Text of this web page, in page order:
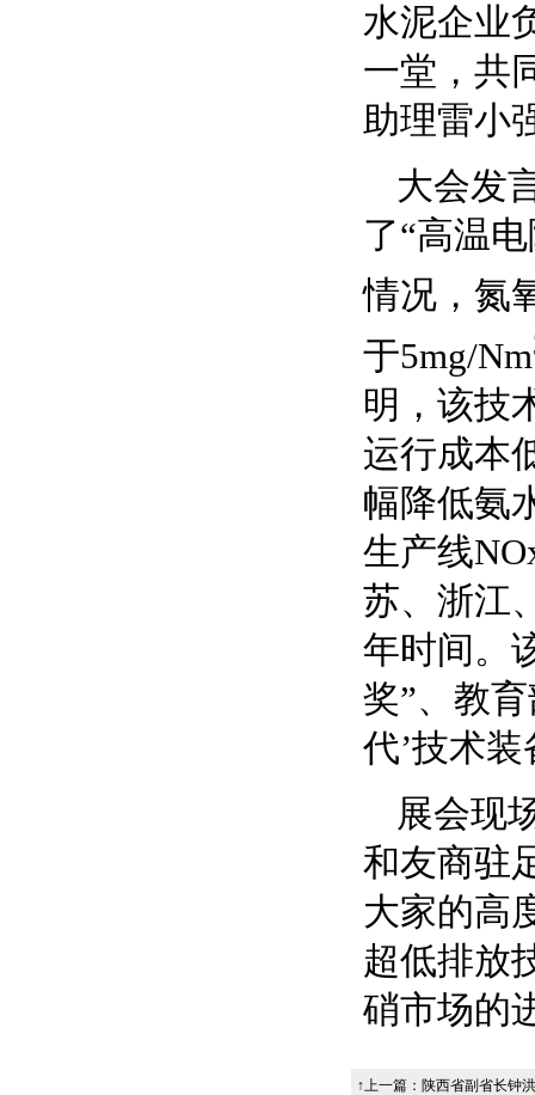
水泥企业
一堂，共
助理雷小
大会发
了“高温
情况，氮
于5mg/Nm
明，该技
运行成本
幅降低氨
生产线
苏、浙江
年时间。
奖”、教
代’技术
展会现
和友商驻
大家的高
超低排放
硝市场的
↑上一篇： 陕西省副省长钟